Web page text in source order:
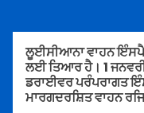
ਲੂਈਸੀਆਨਾ ਵਾਹਨ
ਲਈ ਤਿਆਰ ਹੈ। 1
ਡਰਾਈਵਰ ਪਰੰਪਰਾਗਤ
ਮਾਰਗਦਰਸ਼ਿਤ ਵਾਹਨ